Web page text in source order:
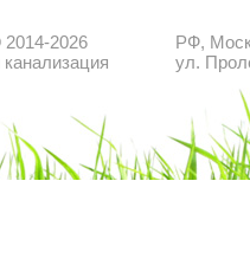
2026
РФ,
ул.